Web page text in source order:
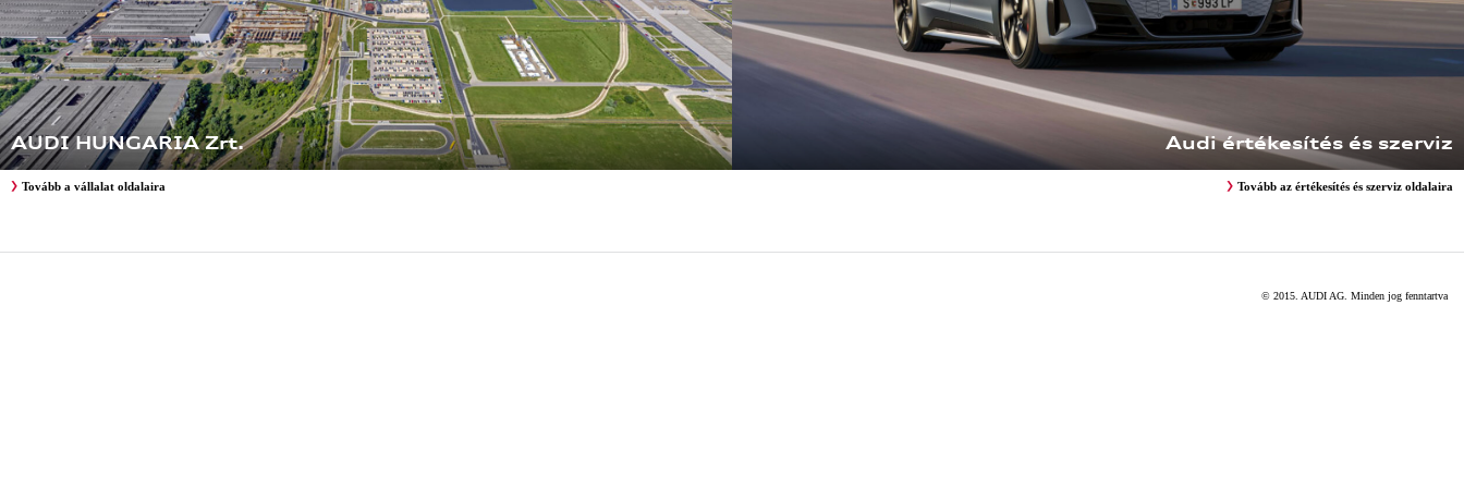
AUDI HUNGARIA Zrt.
Tovább a vállalat oldalaira
Audi értékesítés és szerviz
Tovább az értékesítés és szerviz oldalaira
© 2015. AUDI AG. Minden jog fenntartva